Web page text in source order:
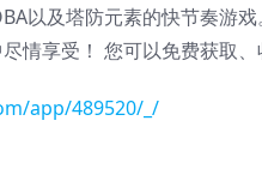
以及塔防元素的快节奏游
情享受！ 您可以免费获取
app/489520/_/